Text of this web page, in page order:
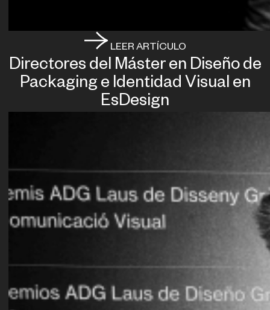
LEER ARTÍCULO
Directores del Máster en Diseño de
Packaging e Identidad Visual en
EsDesign